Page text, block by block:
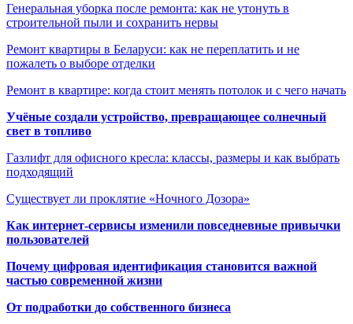
Генеральная уборка после ремонта: как не утонуть в
строительной пыли и сохранить нервы
Ремонт квартиры в Беларуси: как не переплатить и не
пожалеть о выборе отделки
Ремонт в квартире: когда стоит менять потолок и с чего начать
Учёные создали устройство, превращающее солнечный
свет в топливо
Газлифт для офисного кресла: классы, размеры и как выбрать
подходящий
Существует ли проклятие «Ночного Дозора»
Как интернет-сервисы изменили повседневные привычки
пользователей
Почему цифровая идентификация становится важной
частью современной жизни
От подработки до собственного бизнеса